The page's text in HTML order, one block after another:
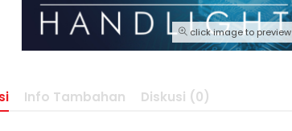
click image to preview
Info Tambahan Diskusi (0)